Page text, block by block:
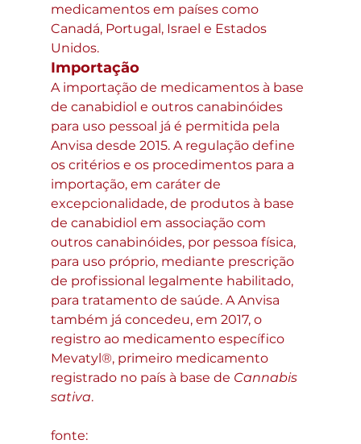
medicamentos em países como
Canadá, Portugal, Israel e Estados
Unidos.
Importação
A importação de medicamentos à base
de canabidiol e outros canabinóides
para uso pessoal já é permitida pela
Anvisa desde 2015. A regulação define
os critérios e os procedimentos para a
importação, em caráter de
excepcionalidade, de produtos à base
de canabidiol em associação com
outros canabinóides, por pessoa física,
para uso próprio, mediante prescrição
de profissional legalmente habilitado,
para tratamento de saúde. A Anvisa
também já concedeu, em 2017, o
registro ao medicamento específico
Mevatyl®, primeiro medicamento
registrado no país à base de Cannabis
sativa.
fonte: